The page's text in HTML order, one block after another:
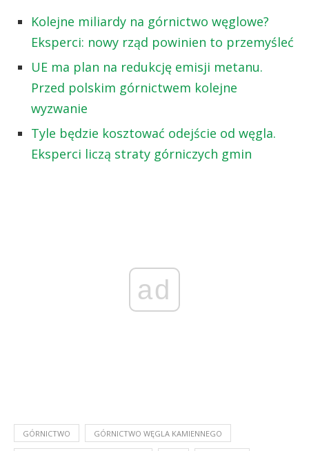
Kolejne miliardy na górnictwo węglowe?
Eksperci: nowy rząd powinien to przemyśleć
UE ma plan na redukcję emisji metanu.
Przed polskim górnictwem kolejne
wyzwanie
Tyle będzie kosztować odejście od węgla.
Eksperci liczą straty górniczych gmin
ad
GÓRNICTWO GÓRNICTWO WĘGLA KAMIENNEGO